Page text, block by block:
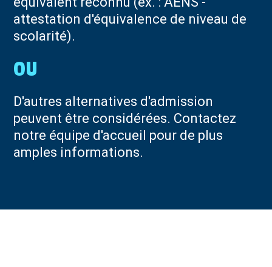
attestation d'équivalence de niveau de
scolarité).
D'autres alternatives d'admission
peuvent être considérées. Contactez
notre équipe d'accueil pour de plus
amples informations.